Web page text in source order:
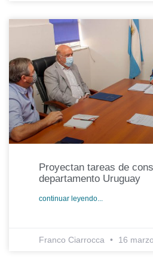
Proyectan tareas de
departamento Uruguay
continuar leyendo...
Franco Ciarrocca 16